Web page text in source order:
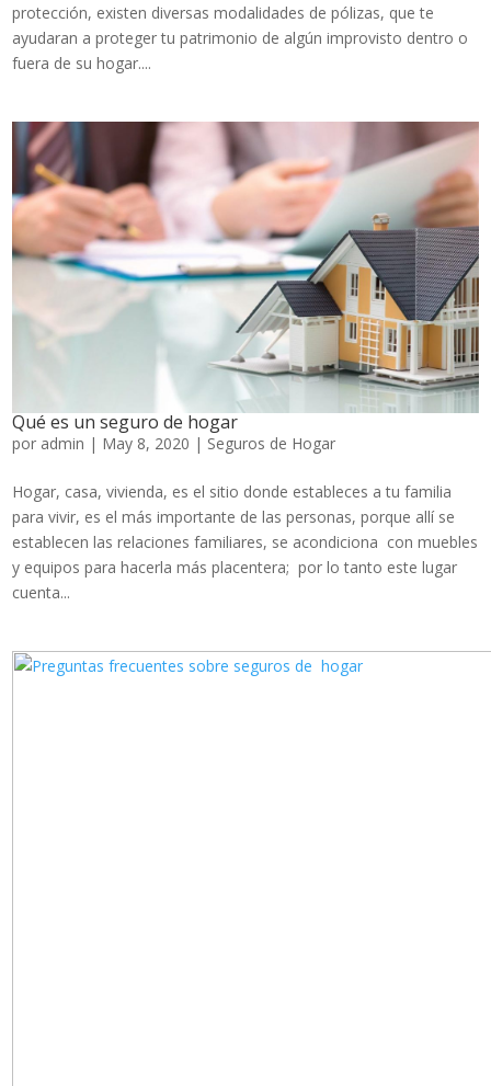
protección, existen diversas modalidades de pólizas, que te
ayudaran a proteger tu patrimonio de algún improvisto dentro o
fuera de su hogar....
Qué es un seguro de hogar
por admin | May 8, 2020 | Seguros de Hogar
Hogar, casa, vivienda, es el sitio donde estableces a tu familia
para vivir, es el más importante de las personas, porque allí se
establecen las relaciones familiares, se acondiciona con muebles
y equipos para hacerla más placentera; por lo tanto este lugar
cuenta...